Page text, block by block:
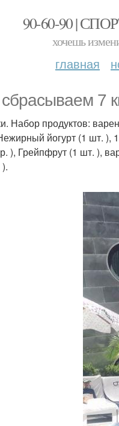
90-60-90 |
хочешь
главная
7
Набор продуктов:
йогурт (1 шт. ),
), Грейпфрут (1 шт. ),